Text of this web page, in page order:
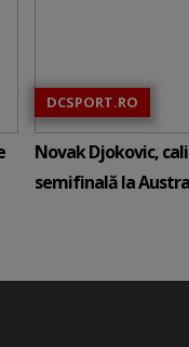
DCSPORT.RO
Novak Djokovic,
semifinală la